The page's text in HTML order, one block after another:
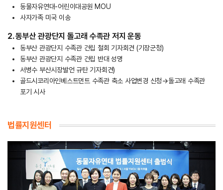
동물자유연대-어린이대공원 MOU
사자가족 미국 이송
2. 동부산 관광단지 돌고래 수족관 저지 운동
동부산 관광단지 수족관 건립 철회 기자회견 (기장군청)
동부산 관광단지 수족관 건립 반대 성명
서병수 부산시장발언 규탄 기자회견)
골드시코리아인베스트먼트 수족관 축소 사업변경 신청→돌고래 수족관
포기 시사
법률지원센터